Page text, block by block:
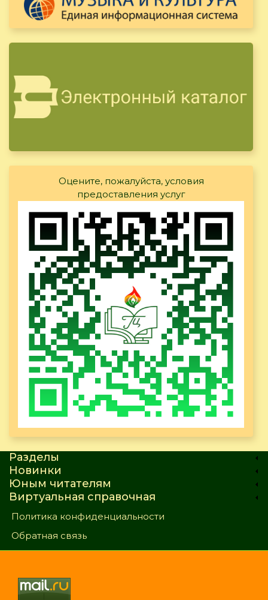
Оцените, пожалуйста, условия
предоставления услуг
Разделы
Новинки
Юным читателям
Виртуальная справочная
Политика конфиденциальности
Обратная связь